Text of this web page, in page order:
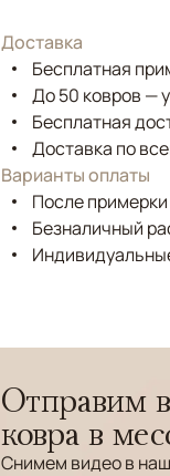
Доставка
Бесплатная
До 50 ковров —
Бесплатная
Доставка по
Варианты оплаты
После
Безналичный
Отправим
ковра в
Снимем видео в